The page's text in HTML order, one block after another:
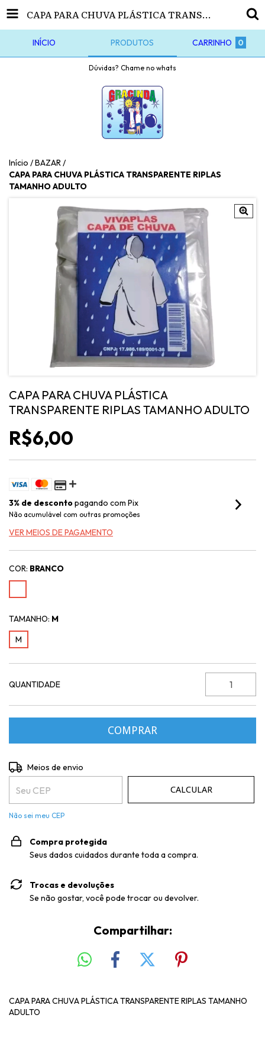
CAPA PARA CHUVA PLÁSTICA TRANSPARENTE RIPLAS TAMANHO ADULTO
INÍCIO PRODUTOS CARRINHO 0
Dúvidas? Chame no whats
Início /BAZAR/
CAPA PARA CHUVA PLÁSTICA TRANSPARENTE RIPLAS
TAMANHO ADULTO
CAPA PARA CHUVA PLÁSTICA
TRANSPARENTE RIPLAS TAMANHO ADULTO
R$6,00
3% de descontopagando com Pix
Não acumulável com outras promoções
VER MEIOS DE PAGAMENTO
COR: BRANCO
TAMANHO: M
M
QUANTIDADE
Entregas para o CEP:
Meios de envio
CALCULAR
Não sei meu CEP
Compra protegida
Seus dados cuidados durante toda a compra.
Trocas e devoluções
Se não gostar, você pode trocar ou devolver.
Compartilhar:
CAPA PARA CHUVA PLÁSTICA TRANSPARENTE RIPLAS TAMANHO
ADULTO